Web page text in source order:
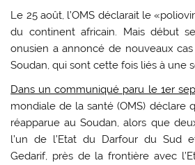
Le 25 août, l’OMS déclarait le
du continent africain. Mais début
onusien a annoncé de nouveaux
Soudan, qui sont cette fois liés à une
Dans un communiqué paru le 1er
mondiale de la santé (OMS) déclare
réapparue au Soudan, alors que
l’un de l’Etat du Darfour du Sud
Gedarif, près de la frontière avec